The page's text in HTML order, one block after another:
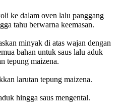
ke dalam oven lalu panggang
tahu berwarna keemasan.
minyak di atas wajan dengan
bahan untuk saus lalu aduk
tepung maizena.
larutan tepung maizena.
hingga saus mengental.